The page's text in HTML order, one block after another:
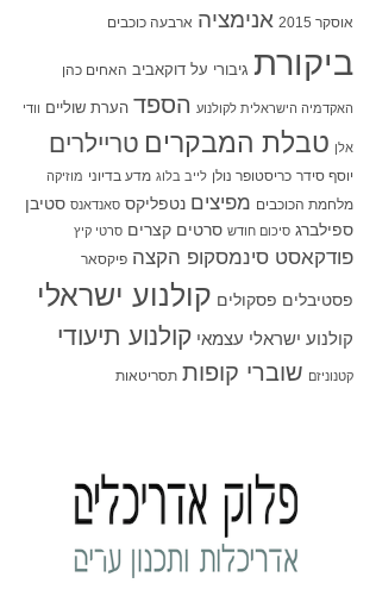
אוסקר 2015 אנימציה ארבעה כוכבים
ביקורת גיבורי על דוקאביב האחים כהן
האקדמיה הישראלית לקולנוע הספד הערת שוליים וודי
אלן טבלת המבקרים טריילרים
יוסף סידר כריסטופר נולן לייב בלוג מדע בדיוני מוזיקה
מלחמת הכוכבים מפיצים נטפליקס סאנדאנס סטיבן
ספילברג סיכום חודש סרטים קצרים סרטי קיץ
פודקאסט סינמסקופ הקצה פיקסאר
פסטיבלים פסקולים קולנוע ישראלי
קולנוע ישראלי עצמאי קולנוע תיעודי
קטנוניזם שוברי קופות תסריטאות